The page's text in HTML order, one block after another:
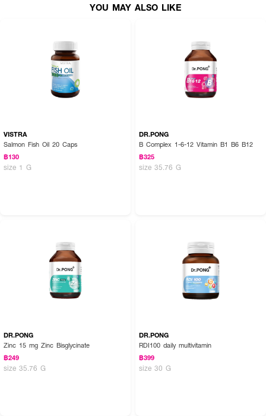
รับประทานระหว่างวัน 3-5 ชิ้น
Ingredient Description:
· Vitamin A
· Vitamin B
YOU MAY ALSO LIKE
VISTRA
Salmon Fish Oil 20 Caps
฿130
size 1 G
DR.PONG
B Complex 1-6-12 Vitamin B1 B6 B12
฿325
size 35.76 G
DR.PONG
Zinc 15 mg Zinc Bisglycinate
฿249
size 35.76 G
DR.PONG
RDI100 daily multivitamin
฿399
size 30 G